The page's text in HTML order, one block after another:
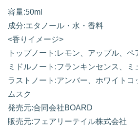
容量:50ml
成分:エタノール・水・香料
<香りイメージ>
トップノート:レモン、アップル、ペ
ミドルノート:フランキンセンス、ミ
ラストノート:アンバー、ホワイトコ
ムスク
発売元:合同会社BOARD
販売元:フェアリーテイル株式会社